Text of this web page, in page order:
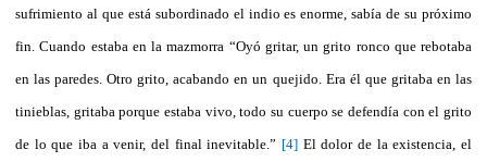
sufrimiento al que está subordinado el indio es enorme, sabía de su próximo
fin. Cuando estaba en la mazmorra “Oyó gritar, un grito ronco que rebotaba
en las paredes. Otro grito, acabando en un quejido. Era él que gritaba en las
tinieblas, gritaba porque estaba vivo, todo su cuerpo se defendía con el grito
de lo que iba a venir, del final inevitable.” [4] El dolor de la existencia, el